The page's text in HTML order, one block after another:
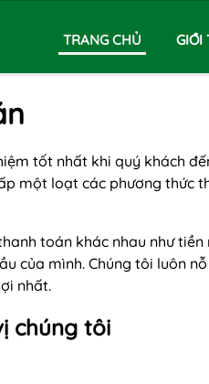
TRANG CHỦ GIỚI
tốt nhất khi quý khách
một loạt các phương thức
toán khác nhau như
của mình. Chúng tôi luôn
nhất.
chúng tôi